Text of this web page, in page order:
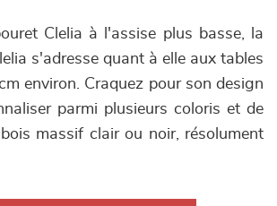
Clelia à l'assise plus basse, la
s'adresse quant à elle aux tables
environ. Craquez pour son design
parmi plusieurs coloris et de
massif clair ou noir, résolument